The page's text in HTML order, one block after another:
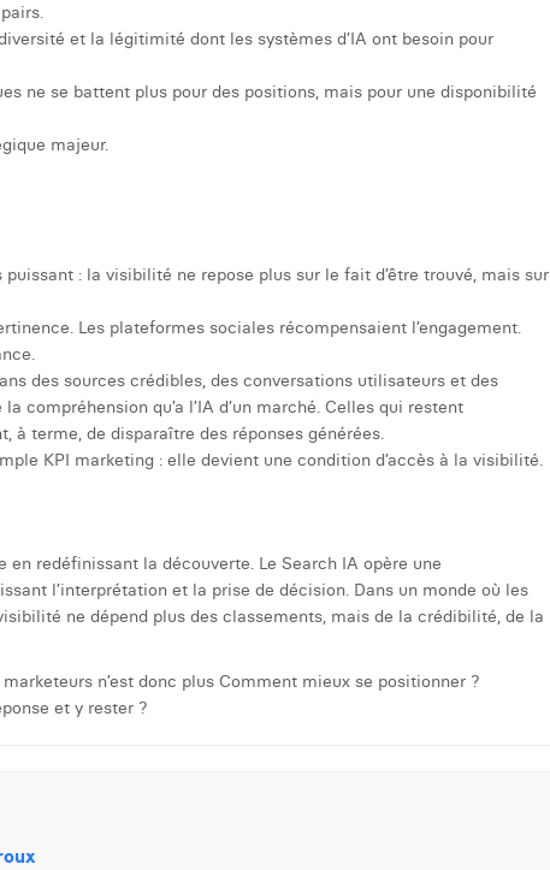
et la légitimité dont les systèmes d’IA ont besoin pour
ne se battent plus pour des positions, mais pour une disponibilité
majeur.
: la visibilité ne repose plus sur le fait d’être trouvé, mais sur
Les plateformes sociales récompensaient l’engagement.
des sources crédibles, des conversations utilisateurs et des
compréhension qu’a l’IA d’un marché. Celles qui restent
à terme, de disparaître des réponses générées.
KPI marketing : elle devient une condition d’accès à la visibilité.
redéfinissant la découverte. Le Search IA opère une
l’interprétation et la prise de décision. Dans un monde où les
ne dépend plus des classements, mais de la crédibilité, de la
n’est donc plus Comment mieux se positionner ?
et y rester ?